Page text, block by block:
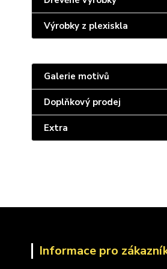
Výrobky z plexiskla
Galerie motivů
Doplňkový prodej
Extra
Informace pro